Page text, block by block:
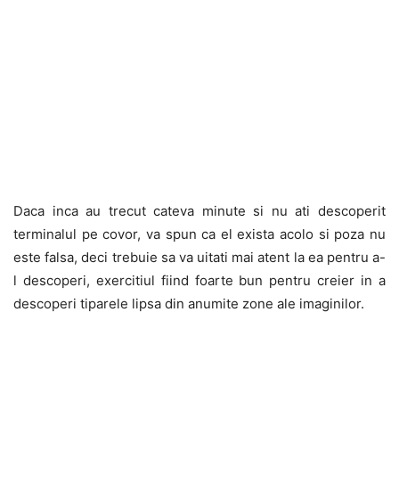
Daca inca au trecut cateva minute si nu ati descoperit
terminalul pe covor, va spun ca el exista acolo si poza nu
este falsa, deci trebuie sa va uitati mai atent la ea pentru a-
l descoperi, exercitiul fiind foarte bun pentru creier in a
descoperi tiparele lipsa din anumite zone ale imaginilor.